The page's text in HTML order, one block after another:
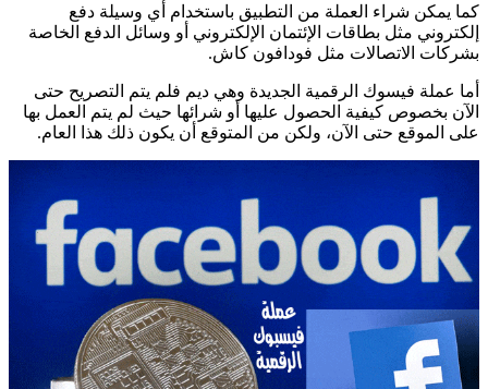
كما يمكن شراء العملة من التطبيق باستخدام أي وسيلة دفع
إلكتروني مثل بطاقات الإئتمان الإلكتروني أو وسائل الدفع الخاصة
بشركات الاتصالات مثل فودافون كاش.
أما عملة فيسوك الرقمية الجديدة وهي ديم فلم يتم التصريح حتى
الآن بخصوص كيفية الحصول عليها أو شرائها حيث لم يتم العمل بها
على الموقع حتى الآن، ولكن من المتوقع أن يكون ذلك هذا العام.